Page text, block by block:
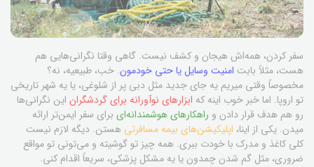
سفر کردن، همه‌اش هیجان و کشف نیست. گاهی وقتا نگرانی‌هایی هم
هست، مثلاً بابت امنیت وسایل یا حتی خودمون. خب، طبیعیه، نه؟
مخصوصاً وقتی میریم یه جای جدید مثل دبی پر از شلوغی، یا یه شهر تاریخی
تو اروپا. اما خبر خوب اینه که ابزارهای نوآورانه برای گردشگران این نگرانی‌ها
رو هم هدف قرار دادن و راهکارهای هوشمندانه‌ای برای سفر ایمن‌تر ارائه
میدن. یکی از اینا، اپلیکیشن‌های بیمه مسافرتی هستن. دیگه لازم نیست
کلی کاغذ و مدرک با خودت ببری. همه چیز تو گوشیته و می‌تونی تو مواقع
ضروری، مثل گم شدن چمدون یا یه مشکل پزشکی، سریعاً اقدام کنی.